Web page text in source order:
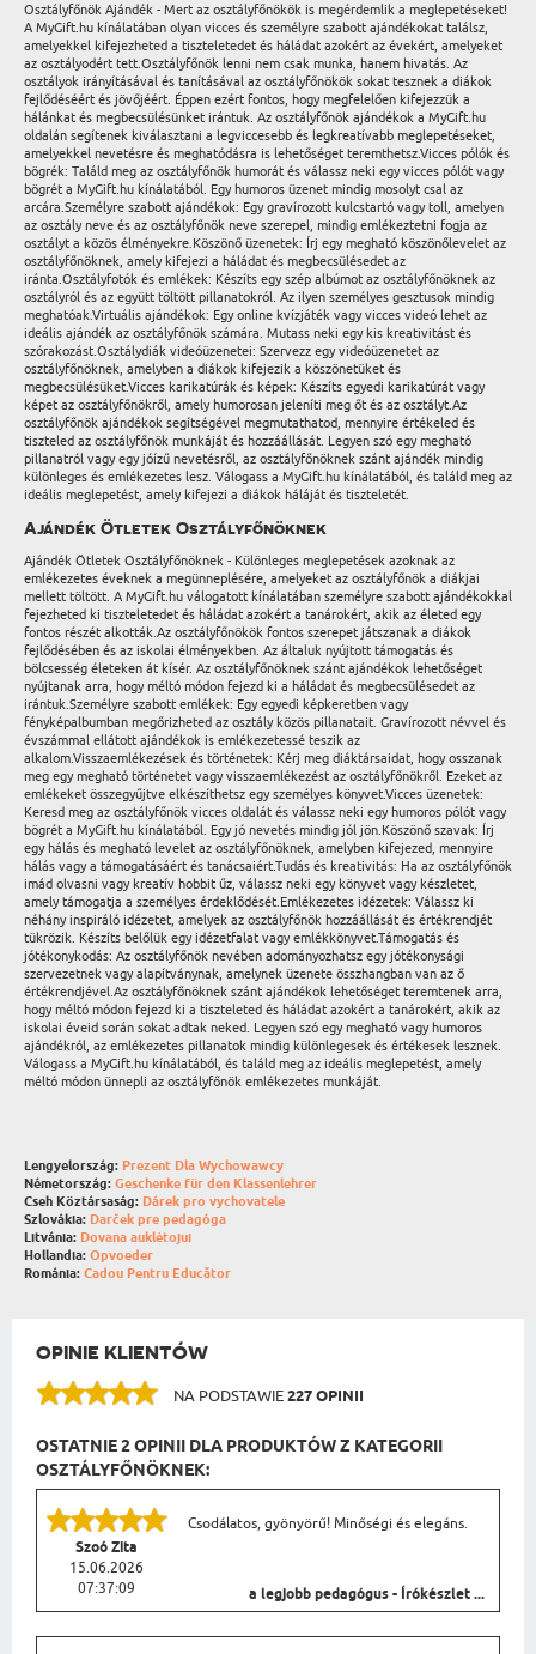
Osztályfőnök Ajándék - Mert az osztályfőnökök is megérdemlik a meglepetéseket!
A MyGift.hu kínálatában olyan vicces és személyre szabott ajándékokat találsz,
amelyekkel kifejezheted a tiszteletedet és háládat azokért az évekért, amelyeket
az osztályodért tett.Osztályfőnök lenni nem csak munka, hanem hivatás. Az
osztályok irányításával és tanításával az osztályfőnökök sokat tesznek a diákok
fejlődéséért és jövőjéért. Éppen ezért fontos, hogy megfelelően kifejezzük a
hálánkat és megbecsülésünket irántuk. Az osztályfőnök ajándékok a MyGift.hu
oldalán segítenek kiválasztani a legviccesebb és legkreatívabb meglepetéseket,
amelyekkel nevetésre és meghatódásra is lehetőséget teremthetsz.Vicces pólók és
bögrék: Találd meg az osztályfőnök humorát és válassz neki egy vicces pólót vagy
bögrét a MyGift.hu kínálatából. Egy humoros üzenet mindig mosolyt csal az
arcára.Személyre szabott ajándékok: Egy gravírozott kulcstartó vagy toll, amelyen
az osztály neve és az osztályfőnök neve szerepel, mindig emlékeztetni fogja az
osztályt a közös élményekre.Köszönő üzenetek: Írj egy megható köszönőlevelet az
osztályfőnöknek, amely kifejezi a háládat és megbecsülésedet az
iránta.Osztályfotók és emlékek: Készíts egy szép albúmot az osztályfőnöknek az
osztályról és az együtt töltött pillanatokról. Az ilyen személyes gesztusok mindig
meghatóak.Virtuális ajándékok: Egy online kvízjáték vagy vicces videó lehet az
ideális ajándék az osztályfőnök számára. Mutass neki egy kis kreativitást és
szórakozást.Osztálydiák videóüzenetei: Szervezz egy videóüzenetet az
osztályfőnöknek, amelyben a diákok kifejezik a köszönetüket és
megbecsülésüket.Vicces karikatúrák és képek: Készíts egyedi karikatúrát vagy
képet az osztályfőnökről, amely humorosan jeleníti meg őt és az osztályt.Az
osztályfőnök ajándékok segítségével megmutathatod, mennyire értékeled és
tiszteled az osztályfőnök munkáját és hozzáállását. Legyen szó egy megható
pillanatról vagy egy jóízű nevetésről, az osztályfőnöknek szánt ajándék mindig
különleges és emlékezetes lesz. Válogass a MyGift.hu kínálatából, és találd meg az
ideális meglepetést, amely kifejezi a diákok háláját és tiszteletét.
Ajándék Ötletek Osztályfőnöknek
Ajándék Ötletek Osztályfőnöknek - Különleges meglepetések azoknak az
emlékezetes éveknek a megünneplésére, amelyeket az osztályfőnök a diákjai
mellett töltött. A MyGift.hu válogatott kínálatában személyre szabott ajándékokkal
fejezheted ki tiszteletedet és háládat azokért a tanárokért, akik az életed egy
fontos részét alkották.Az osztályfőnökök fontos szerepet játszanak a diákok
fejlődésében és az iskolai élményekben. Az általuk nyújtott támogatás és
bölcsesség életeken át kísér. Az osztályfőnöknek szánt ajándékok lehetőséget
nyújtanak arra, hogy méltó módon fejezd ki a háládat és megbecsülésedet az
irántuk.Személyre szabott emlékek: Egy egyedi képkeretben vagy
fényképalbumban megőrizheted az osztály közös pillanatait. Gravírozott névvel és
évszámmal ellátott ajándékok is emlékezetessé teszik az
alkalom.Visszaemlékezések és történetek: Kérj meg diáktársaidat, hogy osszanak
meg egy megható történetet vagy visszaemlékezést az osztályfőnökről. Ezeket az
emlékeket összegyűjtve elkészíthetsz egy személyes könyvet.Vicces üzenetek:
Keresd meg az osztályfőnök vicces oldalát és válassz neki egy humoros pólót vagy
bögrét a MyGift.hu kínálatából. Egy jó nevetés mindig jól jön.Köszönő szavak: Írj
egy hálás és megható levelet az osztályfőnöknek, amelyben kifejezed, mennyire
hálás vagy a támogatásáért és tanácsaiért.Tudás és kreativitás: Ha az osztályfőnök
imád olvasni vagy kreatív hobbit űz, válassz neki egy könyvet vagy készletet,
amely támogatja a személyes érdeklődését.Emlékezetes idézetek: Válassz ki
néhány inspiráló idézetet, amelyek az osztályfőnök hozzáállását és értékrendjét
tükrözik. Készíts belőlük egy idézetfalat vagy emlékkönyvet.Támogatás és
jótékonykodás: Az osztályfőnök nevében adományozhatsz egy jótékonysági
szervezetnek vagy alapítványnak, amelynek üzenete összhangban van az ő
értékrendjével.Az osztályfőnöknek szánt ajándékok lehetőséget teremtenek arra,
hogy méltó módon fejezd ki a tiszteleted és háládat azokért a tanárokért, akik az
iskolai éveid során sokat adtak neked. Legyen szó egy megható vagy humoros
ajándékról, az emlékezetes pillanatok mindig különlegesek és értékesek lesznek.
Válogass a MyGift.hu kínálatából, és találd meg az ideális meglepetést, amely
méltó módon ünnepli az osztályfőnök emlékezetes munkáját.
Lengyelország: Prezent Dla Wychowawcy
Németország: Geschenke für den Klassenlehrer
Cseh Köztársaság: Dárek pro vychovatele
Szlovákia: Darček pre pedagóga
Litvánia: Dovana auklėtojui
Hollandia: Opvoeder
Románia: Cadou Pentru Educător
OPINIE KLIENTÓW
NA PODSTAWIE227 OPINII
OSTATNIE 2 OPINII DLA PRODUKTÓW Z KATEGORII
OSZTÁLYFŐNÖKNEK:
Szoó Zita
15.06.2026
07:37:09
Csodálatos, gyönyörű! Minőségi és elegáns.
a legjobb pedagógus - Írókészlet ...